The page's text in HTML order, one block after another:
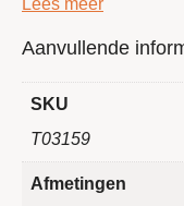
stuk rustiger draait
verwisseld door
doen om je huis
binnen een paar
Aanvullende
SKU
T03159
Afmetingen